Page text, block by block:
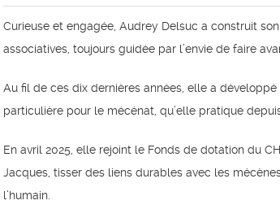
Curieuse et engagée, Audrey Delsuc a construit
associatives, toujours guidée par l’envie de faire
Au fil de ces dix dernières années, elle a
particulière pour le mécénat, qu’elle pratique
En avril 2025, elle rejoint le Fonds de dotation du
Jacques, tisser des liens durables avec les
l’humain.